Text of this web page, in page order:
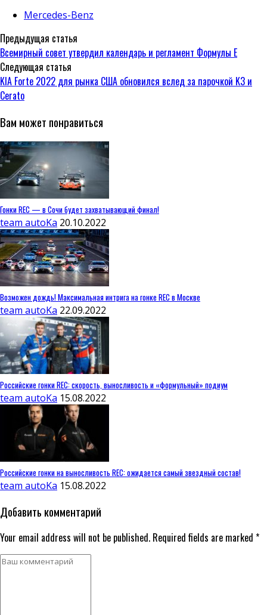
Mercedes-Benz
Предыдущая статья
Всемирный совет утвердил календарь и регламент Формулы Е
Следующая статья
KIA Forte 2022 для рынка США обновился вслед за парочкой K3 и
Cerato
Вам может понравиться
Гонки REC — в Сочи будет захватывающий финал!
team autoKa 20.10.2022
Возможен дождь! Максимальная интрига на гонке REC в Москве
team autoKa 22.09.2022
Российские гонки REC: скорость, выносливость и «формульный» подиум
team autoKa 15.08.2022
Российские гонки на выносливость REC: ожидается самый звездный состав!
team autoKa 15.08.2022
Добавить комментарий
Your email address will not be published. Required fields are marked *